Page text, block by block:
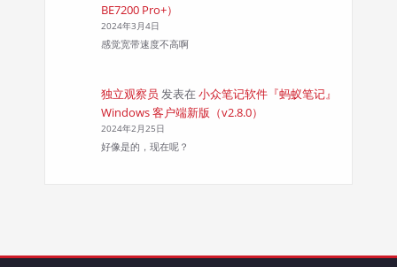
BE7200 Pro+）
2024年3月4日
感觉宽带速度不高啊
独立观察员 发表在 小众笔记软件『蚂蚁笔记』
Windows 客户端新版（v2.8.0）
2024年2月25日
好像是的，现在呢？